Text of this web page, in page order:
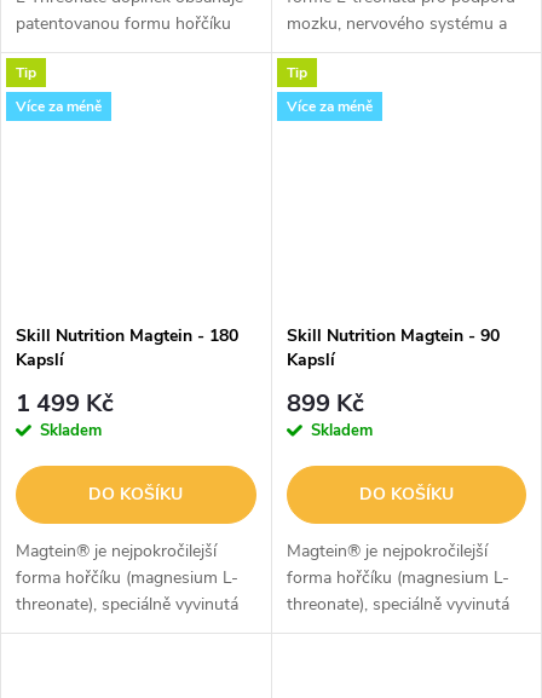
patentovanou formu hořčíku
threonátu s Magtein®
Magnesium L-Threonate. Tento
doplněk hořčíku L-threonátu je
mozku, nervového systému a
snížení pocitu únavy.
Tip
Více za méně
Skill Nutrition Magtein - 180
Kapslí
1 499 Kč
Skladem
DO KOŠÍKU
Magtein® je nejpokročilejší
forma hořčíku (magnesium L-
threonate), speciálně vyvinutá
pro podporu mozku. Na rozdíl
Tip
Více za méně
Skill Nutrition Magtein - 90
Kapslí
899 Kč
Skladem
DO KOŠÍKU
Magtein® je nejpokročilejší
forma hořčíku (magnesium L-
threonate), speciálně vyvinutá
pro podporu mozku. Na rozdíl